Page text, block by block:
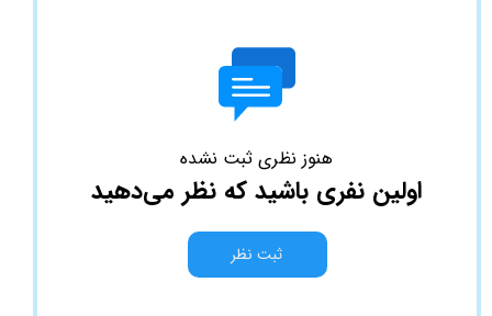
هنوز نظری ثبت نشده
اولین نفری باشید که نظر می‌دهید
ثبت نظر